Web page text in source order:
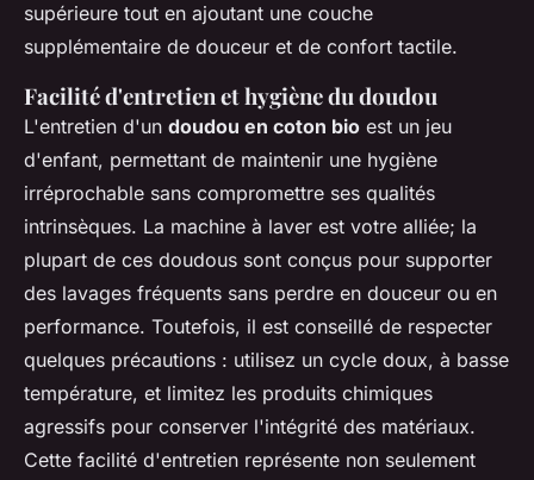
supérieure tout en ajoutant une couche
supplémentaire de douceur et de confort tactile.
Facilité d'entretien et hygiène du doudou
L'entretien d'un doudou en coton bio est un jeu
d'enfant, permettant de maintenir une hygiène
irréprochable sans compromettre ses qualités
intrinsèques. La machine à laver est votre alliée; la
plupart de ces doudous sont conçus pour supporter
des lavages fréquents sans perdre en douceur ou en
performance. Toutefois, il est conseillé de respecter
quelques précautions : utilisez un cycle doux, à basse
température, et limitez les produits chimiques
agressifs pour conserver l'intégrité des matériaux.
Cette facilité d'entretien représente non seulement